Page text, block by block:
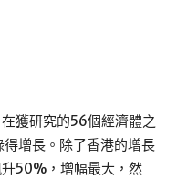
獲研究的56個經濟體之
增長。除了香港的增長
50%，增幅最大，然